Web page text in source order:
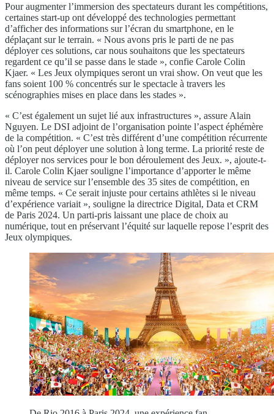
Pour augmenter l’immersion des spectateurs durant les compétitions,
certaines start-up ont développé des technologies permettant
d’afficher des informations sur l’écran du smartphone, en le
déplaçant sur le terrain. « Nous avons pris le parti de ne pas
déployer ces solutions, car nous souhaitons que les spectateurs
regardent ce qu’il se passe dans le stade », confie Carole Colin
Kjaer. « Les Jeux olympiques seront un vrai show. On veut que les
fans soient 100 % concentrés sur le spectacle à travers les
scénographies mises en place dans les stades ».
« C’est également un sujet lié aux infrastructures », assure Alain
Nguyen. Le DSI adjoint de l’organisation pointe l’aspect éphémère
de la compétition. « C’est très différent d’une compétition récurrente
où l’on peut déployer une solution à long terme. La priorité reste de
déployer nos services pour le bon déroulement des Jeux. », ajoute-t-
il. Carole Colin Kjaer souligne l’importance d’apporter le même
niveau de service sur l’ensemble des 35 sites de compétition, en
même temps. « Ce serait injuste pour certains athlètes si le niveau
d’expérience variait », souligne la directrice Digital, Data et CRM
de Paris 2024. Un parti-pris laissant une place de choix au
numérique, tout en préservant l’équité sur laquelle repose l’esprit des
Jeux olympiques.